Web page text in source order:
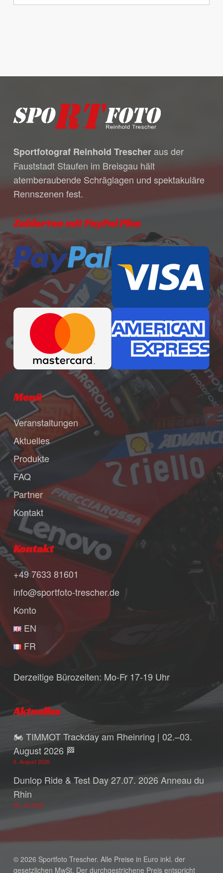
im Warenkorb.
Sportfotograf Reinhold Trescheraus der
Fauststadt Staufen im Breisgau hält
atemberaubende Schräglagen und spektakuläre
Rennszenen fest.
Zahlarten mit PayPal Plus
Menü
Veranstaltungen
Aktuelles
Produkte
FAQ
Partner
Kontakt
Kontakt
+49 7633 81601
info@sportfoto-trescher.de
Konto
EN
FR
Derzeitige Bürozeiten: Mo-Fr 17-19 Uhr
Aktuelles
🏍️ TIMMOT Trackday am Rheinring | 02.–03.
August 2026 🏁
6. August 2026
Dunlop Ride & Test Day 27.07. 2026 Anneau du
Rhin
28. Juli 2026
© 2026 Sportfoto Trescher. Alle Preise in Euro inkl. der
gesetzlichen MwSt. Der durchgestrichene Preis entspricht